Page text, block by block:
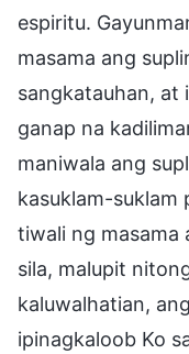
espiritu.
masama ang
sangkatauhan, at
ganap na
maniwala ang
kasuklam-suklam
tiwali ng masama
sila, malupit
kaluwalhatian,
ipinagkaloob Ko